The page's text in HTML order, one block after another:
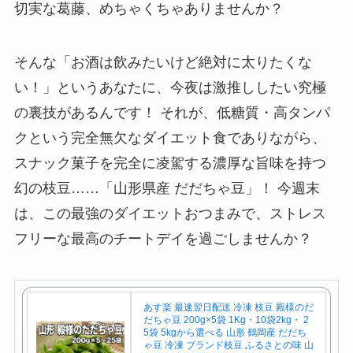
切実な葛藤、めちゃくちゃありませんか？
そんな「お酒は飲みたいけど絶対に太りたくな
い！」というあなたに、今夜は激推ししたい究極
の裏技があるんです！ それが、低糖質・高タンパ
クという完全無欠なダイエット食でありながら、
スナック菓子を完全に凌駕する濃厚な旨味を持つ
幻の枝豆……「山形県産 だだちゃ豆」！ 今週末
は、この最強のダイエットおつまみで、ストレス
フリーな最高のチートデイを過ごしませんか？
あす楽 最速翌日配送 冷凍 枝豆 殿様のだ
だちゃ豆 200g×5袋 1Kg・10袋2kg・ 2
5袋 5kgから選べる 山形 鶴岡産 だだち
ゃ豆 冷凍 ブランド枝豆 ふるさとの味 山